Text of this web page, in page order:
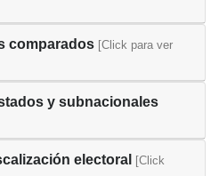
comparados [Click para ver
y subnacionales
electoral
[Click